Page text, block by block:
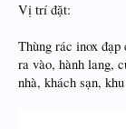
Vị trí đặt:
Thùng rác inox đạp
ra vào, hành lang,
nhà, khách sạn,